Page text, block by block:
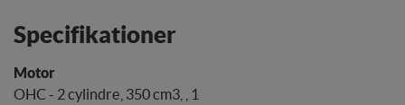
Specifikationer
OHC - 2 cylindre, 350 cm3, , 1